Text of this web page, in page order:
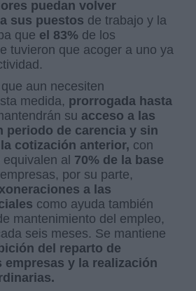
puedan volver
sus puestos de trabajo y la
que el 83% de los
tuvieron que acoger a uno ya
aun necesiten
medida, prorrogada hasta
su acceso a las
periodo de carencia y sin
cotización anterior, con
al 70% de la base
por su parte,
a las
como ayuda también
mantenimiento del empleo,
seis meses. Se mantiene
del reparto de
empresas y la realización